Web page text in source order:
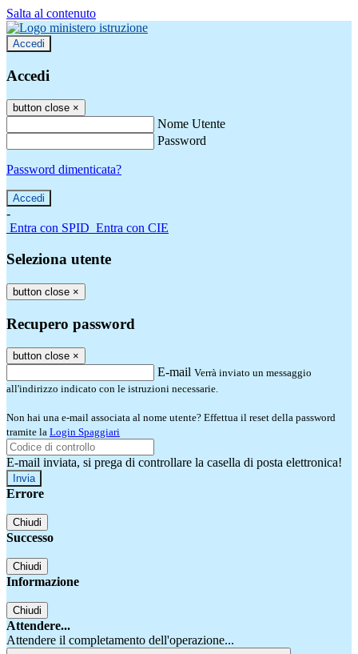
Salta al contenuto
Accedi
Accedi
button close ×
Nome Utente
Password
Password dimenticata?
-
Entra con SPID Entra con CIE
Seleziona utente
button close ×
Recupero password
button close ×
E-mail Verrà inviato un messaggio
all'indirizzo indicato con le istruzioni necessarie.
Non hai una e-mail associata al nome utente? Effettua il reset della password
tramite la Login Spaggiari
E-mail inviata, si prega di controllare la casella di posta elettronica!
Errore
Chiudi
Successo
Chiudi
Informazione
Chiudi
Attendere...
Attendere il completamento dell'operazione...